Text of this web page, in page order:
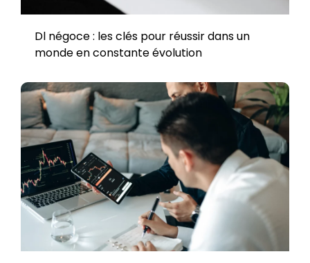
Dl négoce : les clés pour réussir dans un
monde en constante évolution